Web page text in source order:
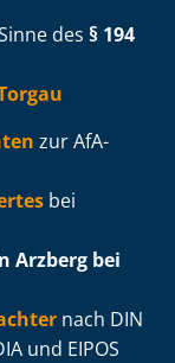
des § 194
zur AfA-
bei
Arzberg bei
nach DIN
und EIPOS